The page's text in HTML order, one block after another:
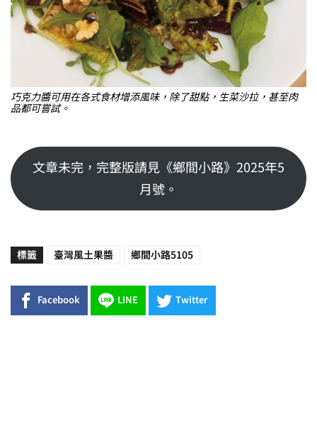
巧克力醬可用在各式食材增添風味，除了甜點，生菜沙拉，甚至肉
品都可嘗試。
文章未完，完整版請見《鄉間小路》2025年5
月號。
標籤 臺灣風土果醬 鄉間小路5105
Facebook LINE Twitter